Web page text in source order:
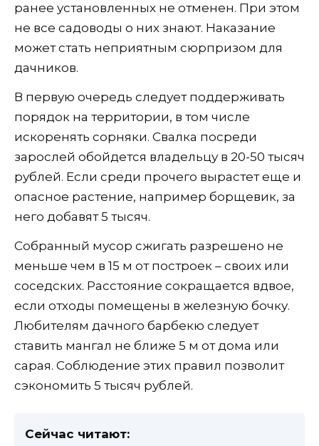
ранее установленных не отменен. При этом
не все садоводы о них знают. Наказание
может стать неприятным сюрпризом для
дачников.
В первую очередь следует поддерживать
порядок на территории, в том числе
искоренять сорняки. Свалка посреди
зарослей обойдется владельцу в 20-50 тысяч
рублей. Если среди прочего вырастет еще и
опасное растение, например борщевик, за
него добавят 5 тысяч.
Собранный мусор сжигать разрешено не
меньше чем в 15 м от построек – своих или
соседских. Расстояние сокращается вдвое,
если отходы помещены в железную бочку.
Любителям дачного барбекю следует
ставить мангал не ближе 5 м от дома или
сарая. Соблюдение этих правил позволит
сэкономить 5 тысяч рублей.
Сейчас читают: